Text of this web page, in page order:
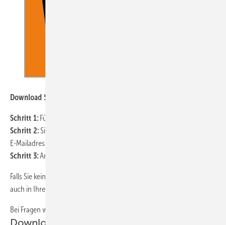
Download Spezial
Schritt 1: Füllen Sie das unten stehende Download-Formular aus
Schritt 2:Sie erhalten eine E-Mail mit einem Link zum Validieren Ihrer
E-Mailadresse
Schritt 3:Anschließend startet der Download automatisch
Falls Sie keine E-Mail in Ihrem Posteingang haben, sehen Sie bitte
auch in Ihrem Junk-Mail / Spam-Ordner nach.
Bei Fragen wenden Sie sich bitte an
Download-Formular